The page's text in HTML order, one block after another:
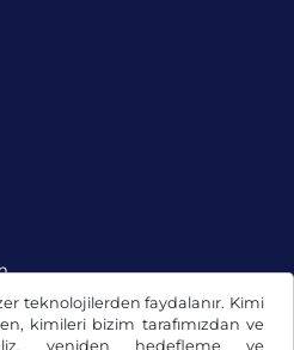
teknolojilerden faydalanır. Kimi
kimileri bizim tarafımızdan ve
yeniden hedefleme ve